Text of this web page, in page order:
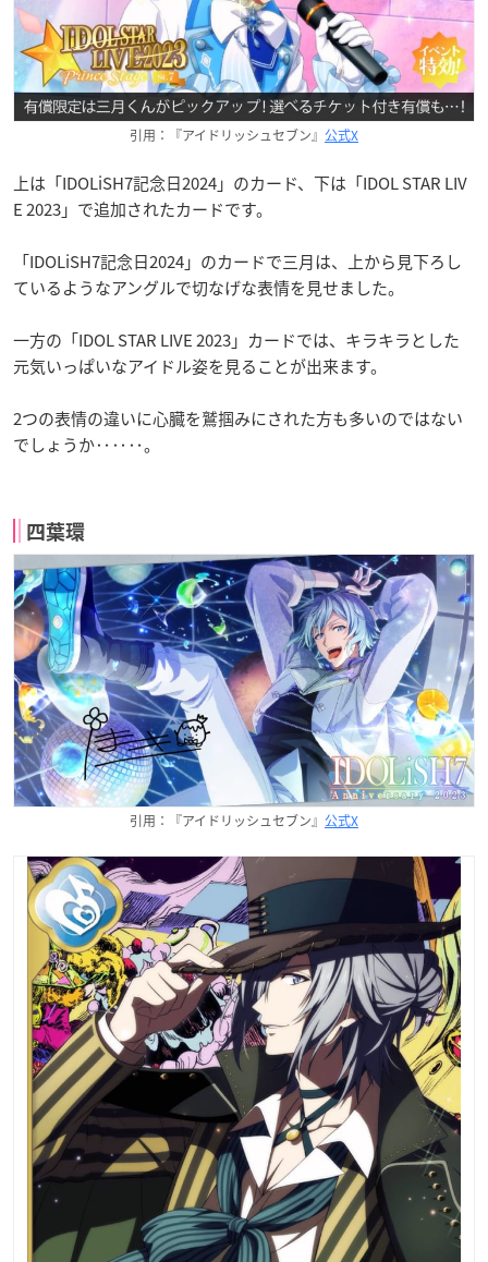
引用：『アイドリッシュセブン』 公式X
上は「IDOLiSH7記念日2024」のカード、下は「IDOL STAR LIV
E 2023」で追加されたカードです。
「IDOLiSH7記念日2024」のカードで三月は、上から見下ろし
ているようなアングルで切なげな表情を見せました。
一方の「IDOL STAR LIVE 2023」カードでは、キラキラとした
元気いっぱいなアイドル姿を見ることが出来ます。
2つの表情の違いに心臓を鷲掴みにされた方も多いのではない
でしょうか‥‥‥。
四葉環
引用：『アイドリッシュセブン』 公式X